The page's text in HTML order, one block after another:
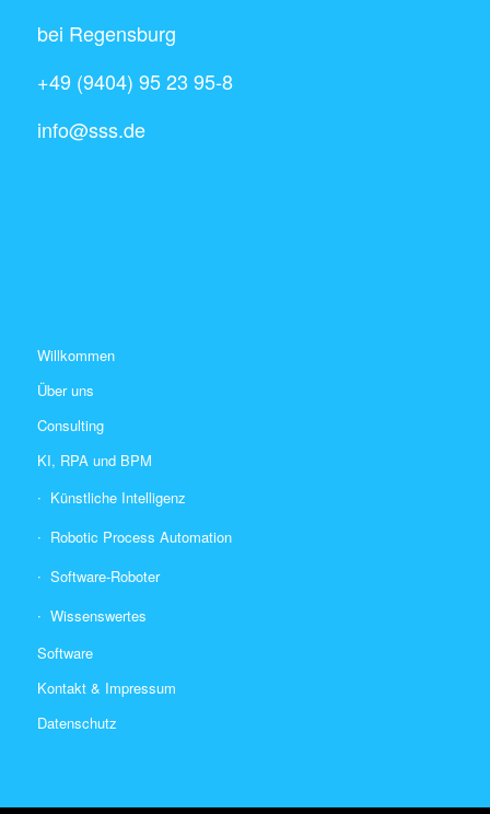
bei Regensburg
+49 (9404) 95 23 95-8
info@sss.de
Willkommen
Über uns
Consulting
KI, RPA und BPM
Künstliche Intelligenz
Robotic Process Automation
Software-Roboter
Wissenswertes
Software
Kontakt & Impressum
Datenschutz